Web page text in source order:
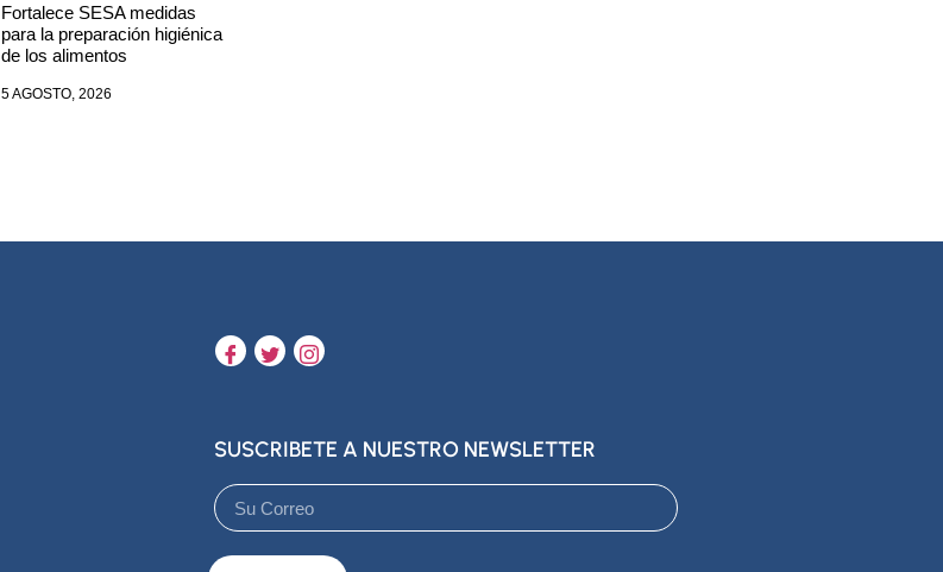
Fortalece SESA medidas
para la preparación higiénica
de los alimentos
5 AGOSTO, 2026
SUSCRIBETE A NUESTRO NEWSLETTER